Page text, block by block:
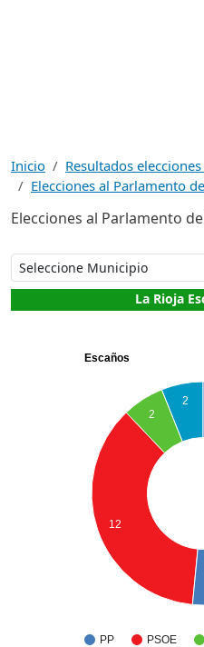
Inicio
Resultados
Elecciones al Parlamento
Elecciones al Parlamento
La Rioja
Escaños
PP PSOE
2
2
12